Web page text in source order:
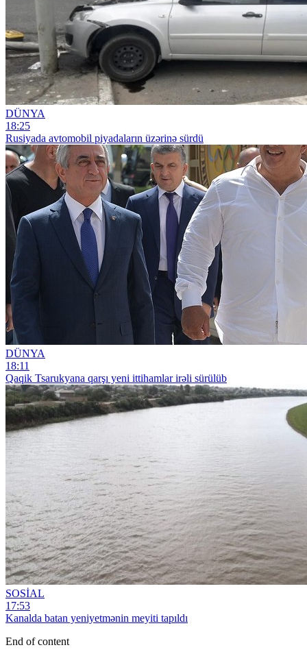
DÜNYA
18:25
Rusiyada avtomobil piyadaların üzərinə sürdü
DÜNYA
18:11
Qaqik Tsarukyana qarşı yeni ittihamlar irəli sürülüb
SOSİAL
17:53
Kanalda batan yeniyetmənin meyiti tapıldı
End of content